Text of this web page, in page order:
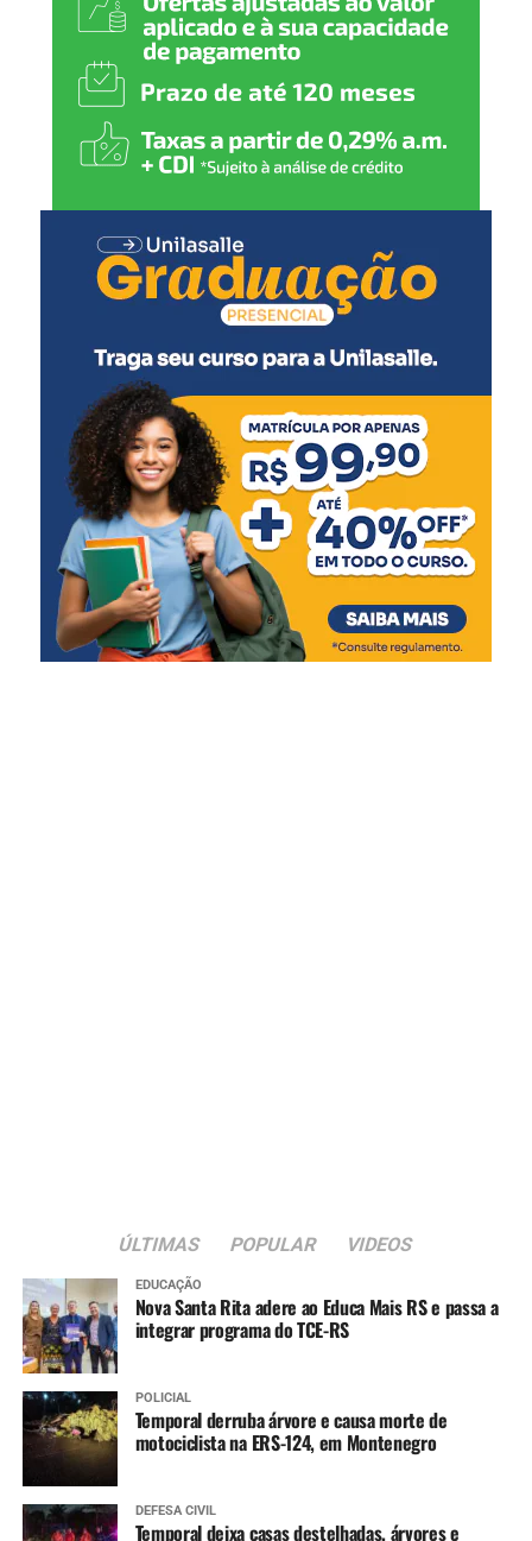
ÚLTIMAS POPULAR VIDEOS
EDUCAÇÃO
Nova Santa Rita adere ao Educa Mais RS e passa a
integrar programa do TCE-RS
POLICIAL
Temporal derruba árvore e causa morte de
motociclista na ERS-124, em Montenegro
DEFESA CIVIL
Temporal deixa casas destelhadas, árvores e